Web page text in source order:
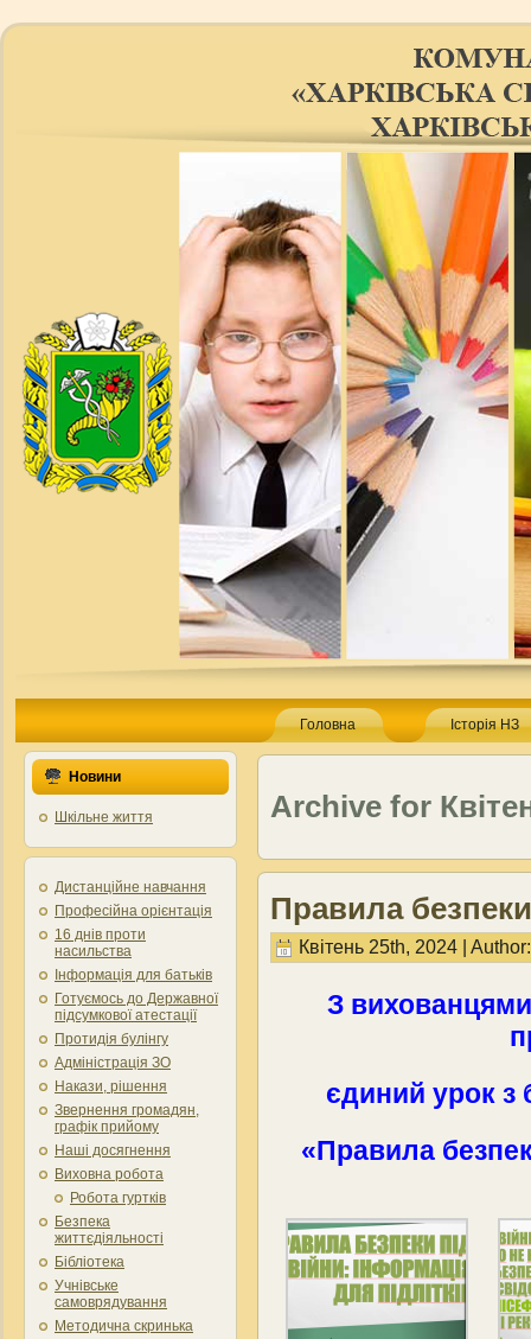
Головна Історія НЗ
Новини
Шкільне життя
Дистанційне навчання
Професійна орієнтація
16 днів проти
насильства
Інформація для батьків
Готуємось до Державної
підсумкової атестації
Протидія булінгу
Адміністрація ЗО
Накази, рішення
Звернення громадян,
графік прийому
Наші досягнення
Виховна робота
Робота гуртків
Безпека
життєдіяльності
Бібліотека
Учнівське
самоврядування
Методична скринька
Archive for
Правила
Квітень 25th, 2024 |
З
єдиний урок з
«Правила